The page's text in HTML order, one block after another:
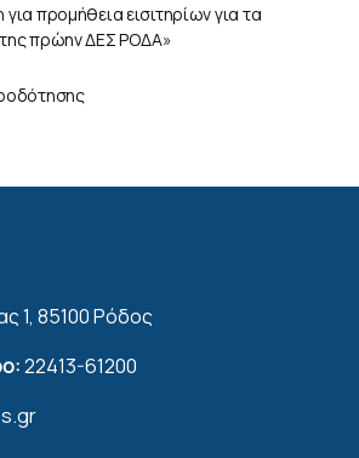
προμήθεια εισιτηρίων για τα
πρώην ΔΕΣ ΡΟΔΑ»
1, 85100 Ρόδος
22413-61200